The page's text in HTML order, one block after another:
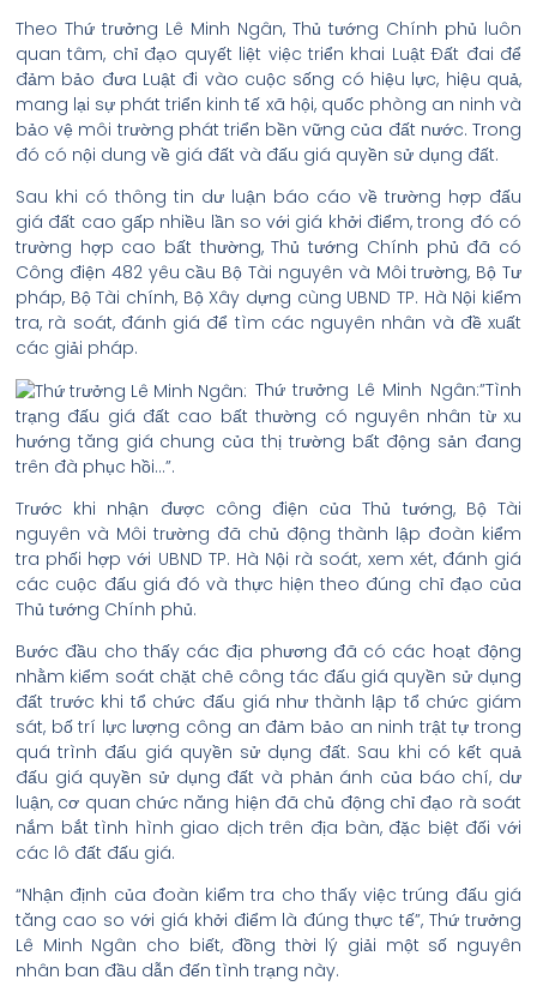
Theo Thứ trưởng Lê Minh Ngân, Thủ tướng Chính phủ luôn
quan tâm, chỉ đạo quyết liệt việc triển khai Luật Đất đai để
đảm bảo đưa Luật đi vào cuộc sống có hiệu lực, hiệu quả,
mang lại sự phát triển kinh tế xã hội, quốc phòng an ninh và
bảo vệ môi trường phát triển bền vững của đất nước. Trong
đó có nội dung về giá đất và đấu giá quyền sử dụng đất.
Sau khi có thông tin dư luận báo cáo về trường hợp đấu
giá đất cao gấp nhiều lần so với giá khởi điểm, trong đó có
trường hợp cao bất thường, Thủ tướng Chính phủ đã có
Công điện 482 yêu cầu Bộ Tài nguyên và Môi trường, Bộ Tư
pháp, Bộ Tài chính, Bộ Xây dựng cùng UBND TP. Hà Nội kiểm
tra, rà soát, đánh giá để tìm các nguyên nhân và đề xuất
các giải pháp.
Thứ trưởng Lê Minh Ngân:”Tình
trạng đấu giá đất cao bất thường có nguyên nhân từ xu
hướng tăng giá chung của thị trường bất động sản đang
trên đà phục hồi…”.
Trước khi nhận được công điện của Thủ tướng, Bộ Tài
nguyên và Môi trường đã chủ động thành lập đoàn kiểm
tra phối hợp với UBND TP. Hà Nội rà soát, xem xét, đánh giá
các cuộc đấu giá đó và thực hiện theo đúng chỉ đạo của
Thủ tướng Chính phủ.
Bước đầu cho thấy các địa phương đã có các hoạt động
nhằm kiểm soát chặt chẽ công tác đấu giá quyền sử dụng
đất trước khi tổ chức đấu giá như thành lập tổ chức giám
sát, bố trí lực lượng công an đảm bảo an ninh trật tự trong
quá trình đấu giá quyền sử dụng đất. Sau khi có kết quả
đấu giá quyền sử dụng đất và phản ánh của báo chí, dư
luận, cơ quan chức năng hiện đã chủ động chỉ đạo rà soát
nắm bắt tình hình giao dịch trên địa bàn, đặc biệt đối với
các lô đất đấu giá.
“Nhận định của đoàn kiểm tra cho thấy việc trúng đấu giá
tăng cao so với giá khởi điểm là đúng thực tế”, Thứ trưởng
Lê Minh Ngân cho biết, đồng thời lý giải một số nguyên
nhân ban đầu dẫn đến tình trạng này.